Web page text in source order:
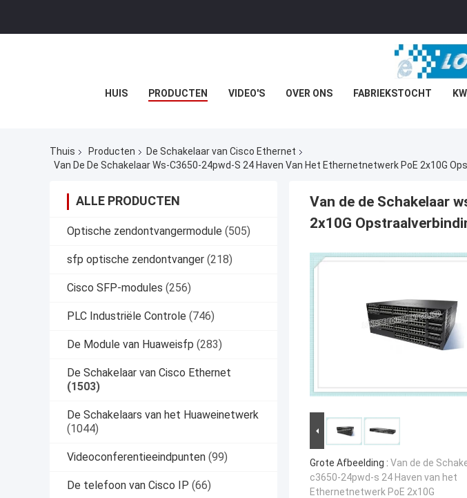
HUIS PRODUCTEN VIDEO'S OVER ONS FABRIEKSTOCHT
Thuis Producten
De Schakelaar van Cisco Ethernet
Van De De Schakelaar Ws-C3650-24pwd-S 24 Haven Van Het Ethernetnetwerk PoE 2x10G
ALLE PRODUCTEN
Optische zendontvangermodule (505)
sfp optische zendontvanger (218)
Cisco SFP-modules (256)
PLC Industriële Controle (746)
De Module van Huaweisfp (283)
De Schakelaar van Cisco Ethernet
(1503)
De Schakelaars van het Huaweinetwerk
(1044)
Videoconferentieeindpunten (99)
De telefoon van Cisco IP (66)
Van de de Schakelaar
2x10G
Grote Afbeelding : Van de de
c3650-24pwd-s 24 Haven van het
Ethernetnetwerk PoE 2x10G